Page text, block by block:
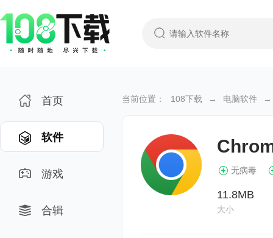
首页
软件
游戏
合辑
当前位置： 108下载 → 电脑软件 →
无病毒
11.8MB
大小